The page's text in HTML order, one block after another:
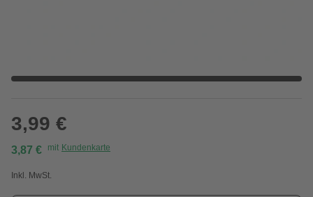
3,99 €
3,87 € mit Kundenkarte
Inkl. MwSt.